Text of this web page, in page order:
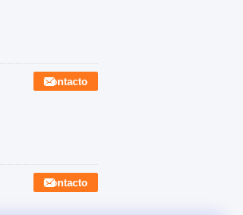
Contacto
Contacto